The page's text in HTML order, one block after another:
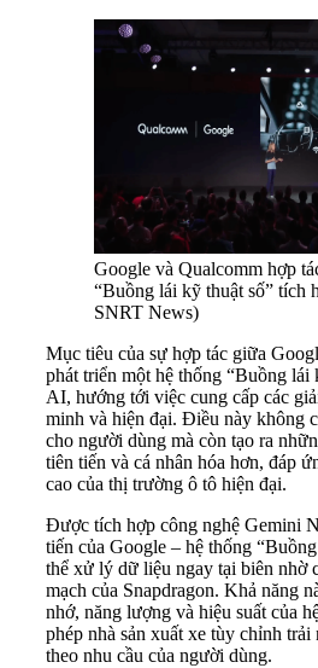
Google và Qualcomm hợp
“Buồng lái kỹ thuật số” tích
SNRT News)
Mục tiêu của sự hợp tác giữa
phát triển một hệ thống “Buồng lái
AI, hướng tới việc cung cấp các
minh và hiện đại. Điều này không
cho người dùng mà còn tạo ra
tiên tiến và cá nhân hóa hơn, đáp
cao của thị trường ô tô hiện đại.
Được tích hợp công nghệ Gemini
tiến của Google – hệ thống
thể xử lý dữ liệu ngay tại biên nhờ
mạch của Snapdragon. Khả năng
nhớ, năng lượng và hiệu suất của
phép nhà sản xuất xe tùy chỉnh
theo nhu cầu của người dùng.